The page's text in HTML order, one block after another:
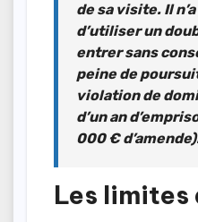
de sa visite. Il
d’utiliser un
entrer sans
peine de
violation de
d’un an
000 €
Les